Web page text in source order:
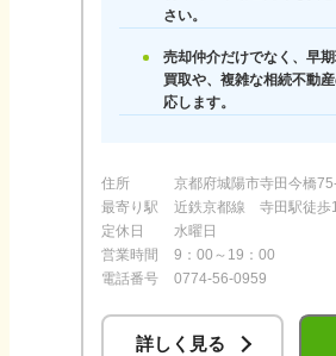
さい。
売却仲介だけでなく、早
買取や、複雑な相続不動
応します。
住所
京都府城陽市寺田今橋
最寄り駅
近鉄京都線 寺田駅徒歩
定休日
水曜日
営業時間
9：00～19：00
電話番号
0774-56-0959
詳しく見る